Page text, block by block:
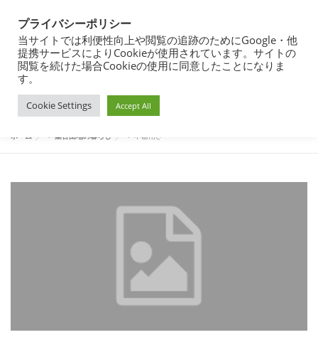
都営住宅・団地暮らしブログ
東京都内の昭和40年代築の団地で暮らす
団地暮らし
タグ:
ホーム > 築古団地の暮らし > 不器用さ
プライバシーポリシー
当サイトでは利便性向上や閲覧の追跡のためにGoogle・他
提携サービスによりCookieが使用されています。サイトの
閲覧を続けた場合Cookieの使用に同意したことになりま
す。
Cookie Settings Accept All